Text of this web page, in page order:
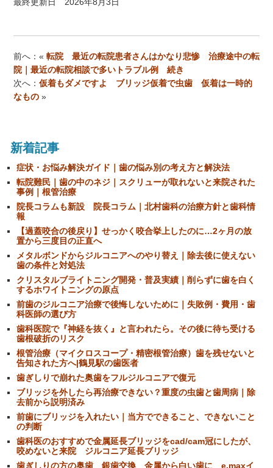
前へ：« 転院 最近の転院患者さんはかなり悲惨 治療途中の転
院｜最近の転院相談で多いトラブル例 続き
次へ： 仮着もダメですよ ブリッジ仮着で虫歯 仮着は一時的
なもの »
新着記事
症状・お悩み解決ガイド｜歯の悩み別の考え方と解決法
転院難民｜歯の中のネジ｜スクリューが取れないと来院された
事例｜根管治療
院長コラムも新設 院長コラム｜北村歯科の治療方針と歯科情
報
【過蓋咬合の後戻り】せっかく咬合挙上したのに…2ヶ月の放
置から三度目の正直へ
メタルボンドからジルコニアへのやり替え｜除去後に使えない
歯の条件と対処法
クリスタルブライトニング開発・普及実績｜削らずに歯を白く
するホワイトニングの原点
前歯のジルコニア治療で後悔しないために｜失敗例・費用・歯
科医師の選び方
歯科医院で『神経を抜く』と言われたら。その後に待ち受ける
歯根破折のリスク
根管治療（マイクロスコープ・精密根管治療）歯を残せないと
告知された方へ|鶴見駅の歯医者
歯ぎしりで崩れた奥歯をフルジルコニアで復元
ブリッジを外したら再治療できない？重度の虫歯と歯周病｜除
去前から説明済み
前歯にブリッジを入れたい｜当方でできること、できないこと
の判断
歯科医のおすすめで金属延長ブリッジをcad/cam冠にしたが、
咬めないと来院 ジルコニア延長ブリッジ
歯ぎしりの方の奥歯 銀歯交換 金属から白い歯に e.maxイ